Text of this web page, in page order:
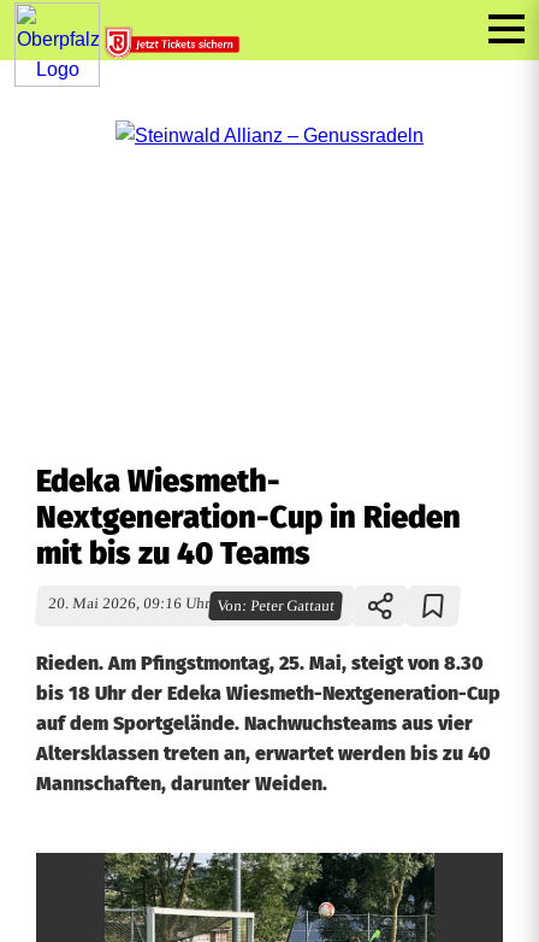
Edeka Wiesmeth-
Nextgeneration-Cup in Rieden
mit bis zu 40 Teams
20. Mai 2026, 09:16 Uhr Von:Peter Gattaut
Rieden. Am Pfingstmontag, 25. Mai, steigt von 8.30
bis 18 Uhr der Edeka Wiesmeth-Nextgeneration-Cup
auf dem Sportgelände. Nachwuchsteams aus vier
Altersklassen treten an, erwartet werden bis zu 40
Mannschaften, darunter Weiden.